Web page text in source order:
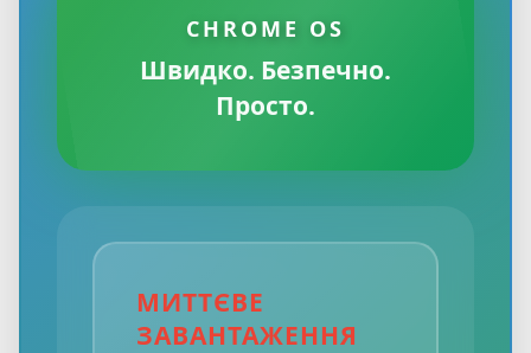
CHROME OS
Швидко. Безпечно.
Просто.
МИТТЄВЕ
ЗАВАНТАЖЕННЯ